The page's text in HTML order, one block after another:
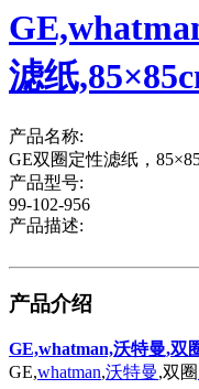
滤纸
产品名称:
GE双圈定性滤纸，
产品型号:
99-102-956
产品描述:
产品介绍
GE,whatman,沃特曼,双
GE,whatman,沃特曼,双圈